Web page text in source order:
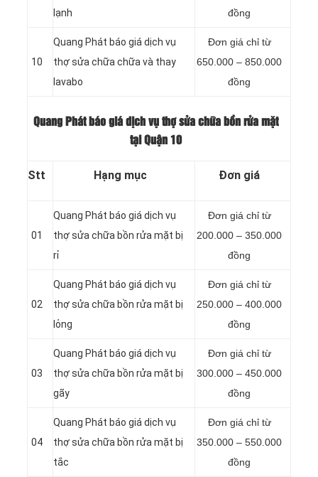
lạnh
đồng
10
Quang Phát báo giá dịch vụ
thợ sửa chữa chữa và thay
lavabo
Đơn giá chỉ từ
650.000 – 850.000
đồng
Quang Phát báo giá dịch vụ thợ sửa chữa bồn rửa mặt
tại Quận 10
Stt Hạng mục Đơn giá
01
Quang Phát báo giá dịch vụ
thợ sửa chữa bồn rửa mặt bị
rỉ
Đơn giá chỉ từ
200.000 – 350.000
đồng
02
Quang Phát báo giá dịch vụ
thợ sửa chữa bồn rửa mặt bị
lỏng
Đơn giá chỉ từ
250.000 – 400.000
đồng
03
Quang Phát báo giá dịch vụ
thợ sửa chữa bồn rửa mặt bị
gãy
Đơn giá chỉ từ
300.000 – 450.000
đồng
04
Quang Phát báo giá dịch vụ
thợ sửa chữa bồn rửa mặt bị
tắc
Đơn giá chỉ từ
350.000 – 550.000
đồng